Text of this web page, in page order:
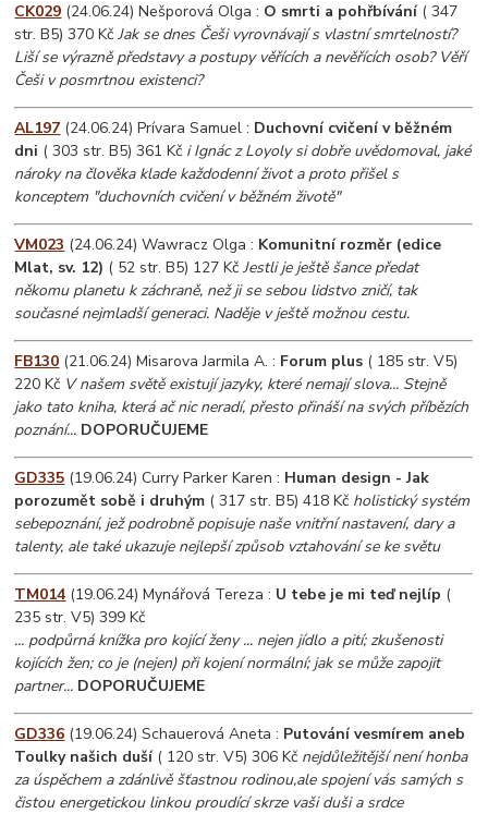
CK029 (24.06.24) Nešporová Olga : O smrti a pohřbívání( 347
str. B5) 370 KčJak se dnes Češi vyrovnávají s vlastní smrtelností?
Liší se výrazně představy a postupy věřících a nevěřících osob? Věří
Češi v posmrtnou existenci?
AL197 (24.06.24) Prívara Samuel : Duchovní cvičení v běžném
dni ( 303 str. B5) 361 Kč i Ignác z Loyoly si dobře uvědomoval, jaké
nároky na člověka klade každodenní život a proto přišel s
konceptem "duchovních cvičení v běžném životě"
VM023 (24.06.24) Wawracz Olga : Komunitní rozměr (edice
Mlat, sv. 12) ( 52 str. B5) 127 KčJestli je ještě šance předat
někomu planetu k záchraně, než ji se sebou lidstvo zničí, tak
současné nejmladší generaci. Naděje v ještě možnou cestu.
FB130 (21.06.24) Misarova Jarmila A. : Forum plus ( 185 str. V5)
220 Kč V našem světě existují jazyky, které nemají slova... Stejně
jako tato kniha, která ač nic neradí, přesto přináší na svých příbězích
poznání... DOPORUČUJEME
GD335 (19.06.24) Curry Parker Karen : Human design - Jak
porozumět sobě i druhým ( 317 str. B5) 418 Kč holistický systém
sebepoznání, jež podrobně popisuje naše vnitřní nastavení, dary a
talenty, ale také ukazuje nejlepší způsob vztahování se ke světu
TM014 (19.06.24) Mynářová Tereza : U tebe je mi teď nejlíp (
235 str. V5) 399 Kč
... podpůrná knížka pro kojící ženy ... nejen jídlo a pití; zkušenosti
kojících žen; co je (nejen) při kojení normální; jak se může zapojit
partner... DOPORUČUJEME
GD336 (19.06.24) Schauerová Aneta : Putování vesmírem aneb
Toulky našich duší( 120 str. V5) 306 Kč nejdůležitější není honba
za úspěchem a zdánlivě šťastnou rodinou,ale spojení vás samých s
čistou energetickou linkou proudící skrze vaši duši a srdce